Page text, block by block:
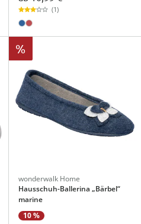
(1)
%
wonderwalk Home
Hausschuh-Ballerina „Bärbel“
marine
10 %